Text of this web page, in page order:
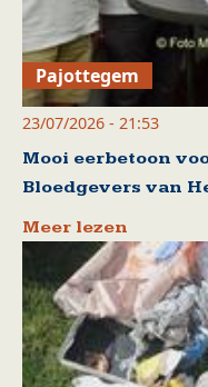
Pajottegem
23/07/2026 - 21:53
Mooi eerbetoon
Bloedgevers van
Meer lezen